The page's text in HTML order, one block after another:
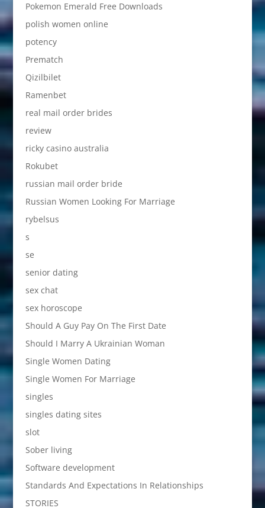
Pokemon Emerald Free Downloads
polish women online
potency
Prematch
Qizilbilet
Ramenbet
real mail order brides
review
ricky casino australia
Rokubet
russian mail order bride
Russian Women Looking For Marriage
rybelsus
s
se
senior dating
sex chat
sex horoscope
Should A Guy Pay On The First Date
Should I Marry A Ukrainian Woman
Single Women Dating
Single Women For Marriage
singles
singles dating sites
slot
Sober living
Software development
Standards And Expectations In Relationships
STORIES